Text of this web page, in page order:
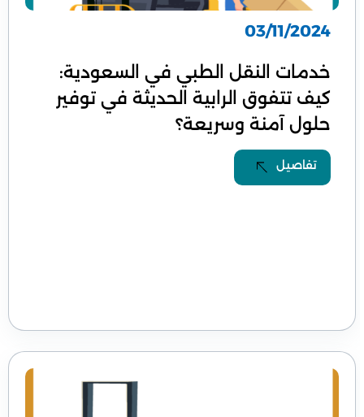
03/11/2024
خدمات النقل الطبي في السعودية:
كيف تتفوق الرابية الحديثة في توفير
حلول آمنة وسريعة؟
تفاصيل